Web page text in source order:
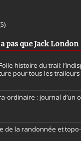
a pas que Jack London
histoire du trail:
pour tous les traileurs
ordinaire : journal d’un
de la randonnée et